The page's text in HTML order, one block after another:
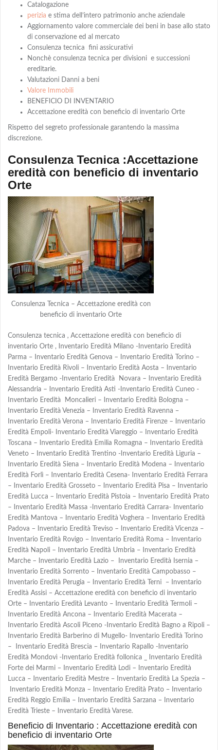
Catalogazione
perizia e stima dell’intero patrimonio anche aziendale
Aggiornamento valore commerciale dei beni in base allo stato
di conservazione ed al mercato
Consulenza tecnica fini assicurativi
Nonchè consulenza tecnica per divisioni e successioni
ereditarie.
Valutazioni Danni a beni
Valore Immobili
BENEFICIO DI INVENTARIO
Accettazione eredità con beneficio di inventario Orte
Rispetto del segreto professionale garantendo la massima
discrezione.
Consulenza Tecnica :Accettazione
eredità con beneficio di inventario
Orte
Consulenza Tecnica – Accettazione eredità con
beneficio di inventario Orte
Consulenza tecnica , Accettazione eredità con beneficio di
inventario Orte , Inventario Eredità Milano -Inventario Eredità
Parma – Inventario Eredità Genova – Inventario Eredità Torino –
Inventario Eredità Rivoli – Inventario Eredità Aosta – Inventario
Eredità Bergamo -Inventario Eredità Novara – Inventario Eredità
Alessandria – Inventario Eredità Asti -Inventario Eredità Cuneo -
Inventario Eredità Moncalieri – Inventario Eredità Bologna –
Inventario Eredità Venezia – Inventario Eredità Ravenna –
Inventario Eredità Verona – Inventario Eredità Firenze – Inventario
Eredità Empoli- Inventario Eredità Viareggio – Inventario Eredità
Toscana – Inventario Eredità Emilia Romagna – Inventario Eredità
Veneto – Inventario Eredità Trentino -Inventario Eredità Liguria –
Inventario Eredità Siena – Inventario Eredità Modena – Inventario
Eredità Forlì – Inventario Eredità Cesena- Inventario Eredità Ferrara
– Inventario Eredità Grosseto – Inventario Eredità Pisa – Inventario
Eredità Lucca – Inventario Eredità Pistoia – Inventario Eredità Prato
– Inventario Eredità Massa -Inventario Eredità Carrara- Inventario
Eredità Mantova – Inventario Eredità Voghera – Inventario Eredità
Padova – Inventario Eredità Treviso – Inventario Eredità Vicenza –
Inventario Eredità Rovigo – Inventario Eredità Roma – Inventario
Eredità Napoli – Inventario Eredità Umbria – Inventario Eredità
Marche – Inventario Eredità Lazio – Inventario Eredità Isernia –
Inventario Eredità Sorrento – Inventario Eredità Campobasso –
Inventario Eredità Perugia – Inventario Eredità Terni – Inventario
Eredità Assisi – Accettazione eredità con beneficio di inventario
Orte – Inventario Eredità Levanto – Inventario Eredità Termoli –
Inventario Eredità Ancona – Inventario Eredità Macerata –
Inventario Eredità Ascoli Piceno -Inventario Eredità Bagno a Ripoli –
Inventario Eredità Barberino di Mugello- Inventario Eredità Torino
– Inventario Eredità Brescia – Inventario Rapallo -Inventario
Eredità Mondovì -Inventario Eredità follonica _ Inventario Eredità
Forte dei Marmi – Inventario Eredità Lodi – Inventario Eredità
Lucca – Inventario Eredità Mestre – Inventario Eredità La Spezia –
Inventario Eredità Monza – Inventario Eredità Prato – Inventario
Eredità Reggio Emilia – Inventario Eredità Sarzana – Inventario
Eredità Trieste – Inventario Eredità Varese.
Beneficio di Inventario : Accettazione eredità con
beneficio di inventario Orte